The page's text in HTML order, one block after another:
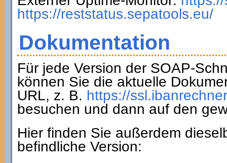
https://reststatus.sepatools.eu/
Dokumentation
Für jede Version der SOAP-
können Sie die aktuelle
URL, z. B. https://
besuchen und dann auf den
Hier finden Sie außerdem
befindliche Version: